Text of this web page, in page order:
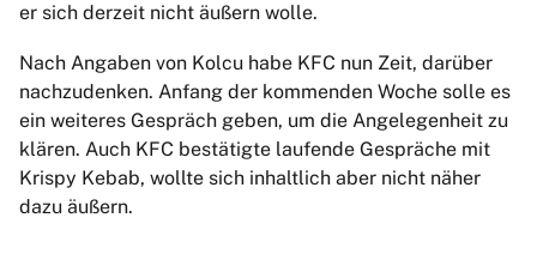
er sich derzeit nicht äußern wolle.
Nach Angaben von Kolcu habe KFC nun Zeit, darüber
nachzudenken. Anfang der kommenden Woche solle es
ein weiteres Gespräch geben, um die Angelegenheit zu
klären. Auch KFC bestätigte laufende Gespräche mit
Krispy Kebab, wollte sich inhaltlich aber nicht näher
dazu äußern.